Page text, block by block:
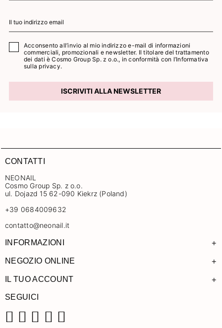
Acconsento all’invio al mio indirizzo e-mail di informazioni
commerciali, promozionali e newsletter. Il titolare del trattamento
dei dati è Cosmo Group Sp. z o.o., in conformità con l’Informativa
sulla privacy.
ISCRIVITI ALLA NEWSLETTER
CONTATTI
NEONAIL
Cosmo Group Sp. z o.o.
ul. Dojazd 15 62-090 Kiekrz (Poland)
+39 0684009632
contatto@neonail.it
INFORMAZIONI +
NEGOZIO ONLINE +
IL TUO ACCOUNT +
SEGUICI